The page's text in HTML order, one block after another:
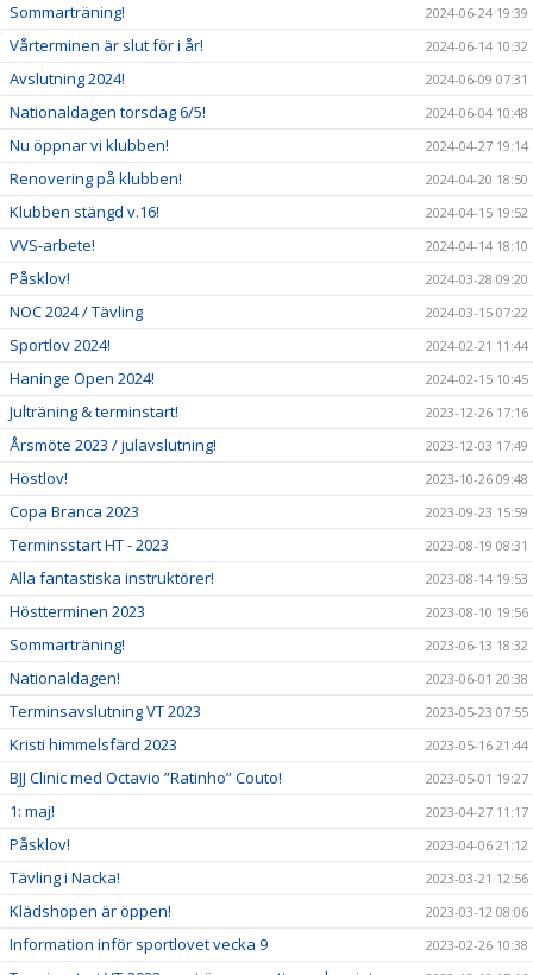
Sommarträning! 2024-06-24 19:39
Vårterminen är slut för i år! 2024-06-14 10:32
Avslutning 2024! 2024-06-09 07:31
Nationaldagen torsdag 6/5! 2024-06-04 10:48
Nu öppnar vi klubben! 2024-04-27 19:14
Renovering på klubben! 2024-04-20 18:50
Klubben stängd v.16! 2024-04-15 19:52
VVS-arbete! 2024-04-14 18:10
Påsklov! 2024-03-28 09:20
NOC 2024 / Tävling 2024-03-15 07:22
Sportlov 2024! 2024-02-21 11:44
Haninge Open 2024! 2024-02-15 10:45
Julträning & terminstart! 2023-12-26 17:16
Årsmöte 2023 / julavslutning! 2023-12-03 17:49
Höstlov! 2023-10-26 09:48
Copa Branca 2023 2023-09-23 15:59
Terminsstart HT - 2023 2023-08-19 08:31
Alla fantastiska instruktörer! 2023-08-14 19:53
Höstterminen 2023 2023-08-10 19:56
Sommarträning! 2023-06-13 18:32
Nationaldagen! 2023-06-01 20:38
Terminsavslutning VT 2023 2023-05-23 07:55
Kristi himmelsfärd 2023 2023-05-16 21:44
BJJ Clinic med Octavio ”Ratinho” Couto! 2023-05-01 19:27
1: maj! 2023-04-27 11:17
Påsklov! 2023-04-06 21:12
Tävling i Nacka! 2023-03-21 12:56
Klädshopen är öppen! 2023-03-12 08:06
Information inför sportlovet vecka 9 2023-02-26 10:38